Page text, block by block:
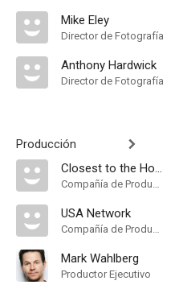
Mike Eley
Director de Fotografía
Anthony Hardwick
Director de Fotografía
Producción
Closest to the Hole Productions
Compañía de Produccion
USA Network
Compañía de Produccion
Mark Wahlberg
Productor Ejecutivo